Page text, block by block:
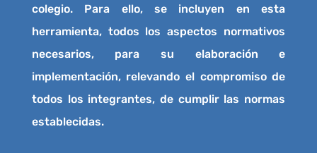
colegio. Para ello, se incluyen en esta
herramienta, todos los aspectos normativos
necesarios, para su elaboración e
implementación, relevando el compromiso de
todos los integrantes, de cumplir las normas
establecidas.